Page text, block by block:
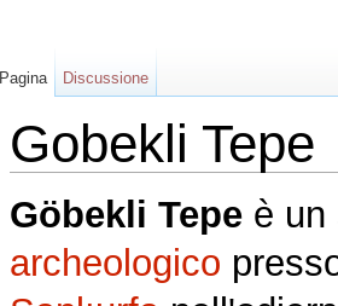
Gobekli Tepe
Göbekli Tepe è un
archeologico
Pagina Discussione